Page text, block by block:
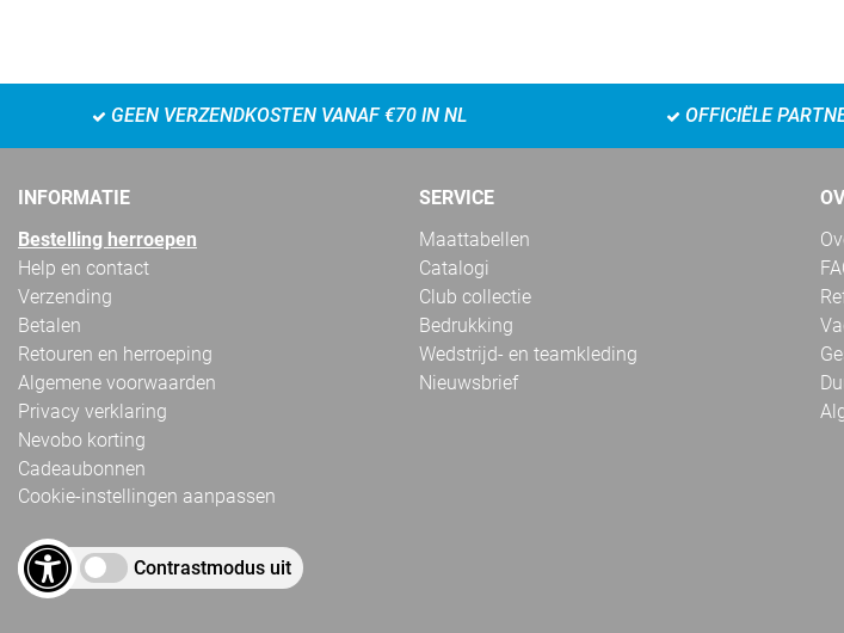
GEEN VERZENDKOSTEN VANAF €70 IN NL OFFICIËLE
INFORMATIE
Bestelling herroepen
Help en contact
Verzending
Betalen
Retouren en herroeping
Algemene voorwaarden
Privacy verklaring
Nevobo korting
Cadeaubonnen
Cookie-instellingen aanpassen
Contrastmodus uit
SERVICE
Maattabellen
Catalogi
Club collectie
Bedrukking
Wedstrijd- en teamkleding
Nieuwsbrief